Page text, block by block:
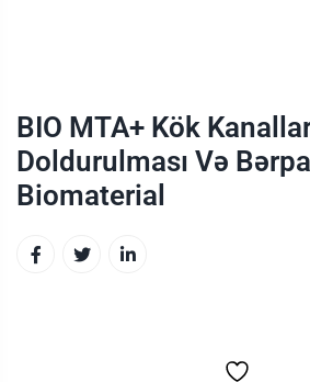
BIO MTA+ Kök
Doldurulması Və
Biomaterial